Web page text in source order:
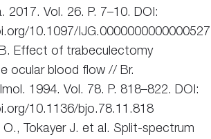
2017. Vol. 26. P. 7–10. DOI:
10.1097/IJG.0000000000000527
Effect of trabeculectomy
ocular blood flow // Br.
1994. Vol. 78. P. 818–822. DOI:
10.1136/bjo.78.11.818
O., Tokayer J. et al. Split-spectrum